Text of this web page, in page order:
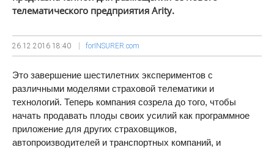
телематического предприятия Arity.
26.12.2016 18:40 forINSURER.com
Это завершение шестилетних экспериментов с
различными моделями страховой телематики и
технологий. Теперь компания созрела до того, чтобы
начать продавать плоды своих усилий как программное
приложение для других страховщиков,
автопроизводителей и транспортных компаний, и